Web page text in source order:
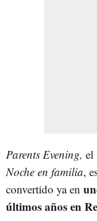
Parents Evening, el
Noche en familia,
convertido ya en
últimos años en